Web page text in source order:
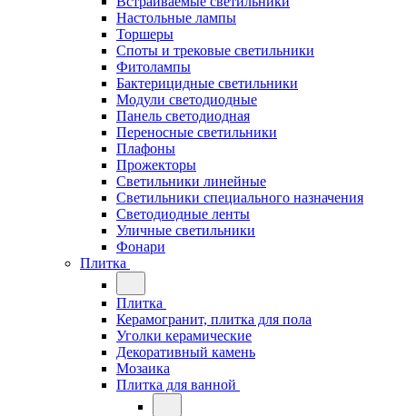
Настольные лампы
Торшеры
Споты и трековые светильники
Фитолампы
Бактерицидные светильники
Модули светодиодные
Панель светодиодная
Переносные светильники
Плафоны
Прожекторы
Светильники линейные
Светильники специального назначения
Светодиодные ленты
Уличные светильники
Фонари
Плитка
Плитка
Керамогранит, плитка для пола
Уголки керамические
Декоративный камень
Мозаика
Плитка для ванной